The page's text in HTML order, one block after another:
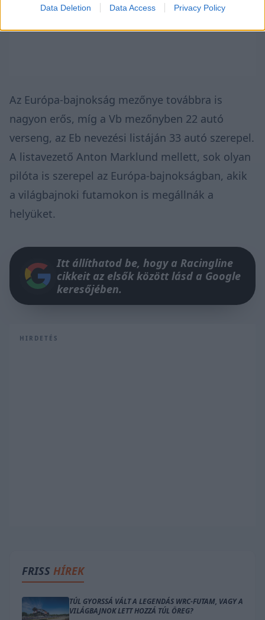
Data Deletion Data Access Privacy Policy
Az Európa-bajnokság mezőnye továbbra is
nagyon erős, míg a Vb mezőnyben 22 autó
verseng, az Eb nevezési listáján 33 autó szerepel.
A listavezető Anton Marklund mellett, sok olyan
pilóta is szerepel az Európa-bajnokságban, akik
a világbajnoki futamokon is megállnák a
helyüket.
Itt állíthatod be, hogy a Racingline
cikkeit az elsők között lásd a Google
keresőjében.
HIRDETÉS
FRISS HÍREK
TÚL GYORSSÁ VÁLT A LEGENDÁS WRC-FUTAM, VAGY A
VILÁGBAJNOK LETT HOZZÁ TÚL ÖREG?